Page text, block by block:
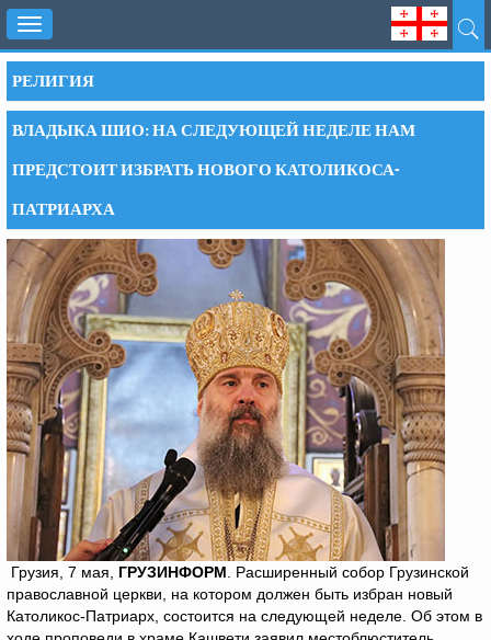
Toggle
navigation
РЕЛИГИЯ
ВЛАДЫКА ШИО: НА СЛЕДУЮЩЕЙ НЕДЕЛЕ НАМ
ПРЕДСТОИТ ИЗБРАТЬ НОВОГО КАТОЛИКОСА-
ПАТРИАРХА
Грузия, 7 мая, ГРУЗИНФОРМ . Расширенный собор Грузинской
православной церкви, на котором должен быть избран новый
Католикос-Патриарх, состоится на следующей неделе. Об этом в